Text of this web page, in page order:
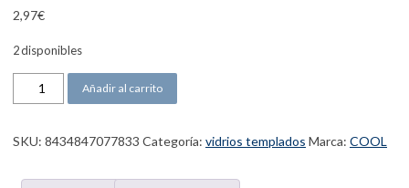
2,97€
2 disponibles
COOL PROTECTOR PANTALLA CRISTAL TEMPLADO TCL 50
Añadir al carrito
SKU: 8434847077833 Categoría: vidrios templados Marca: COOL